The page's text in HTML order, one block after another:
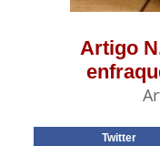
Artigo
Twitter